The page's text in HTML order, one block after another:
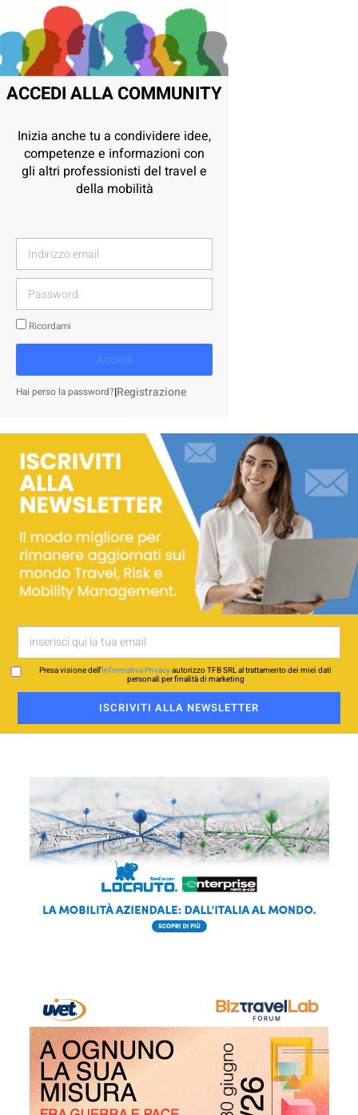
ACCEDI ALLA COMMUNITY
Inizia anche tu a condividere idee,
competenze e informazioni con
gli altri professionisti del travel e
della mobilità
Ricordami
Accedi
Hai perso la password?|Registrazione
Presa visione dell’Informativa Privacyautorizzo TFB SRL al trattamento dei miei dati
personali per finalità di marketing
ISCRIVITI ALLA NEWSLETTER